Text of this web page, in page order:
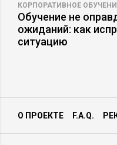
КОРПОРАТИВНОЕ
Обучение не
ожиданий: как
ситуацию
О ПРОЕКТЕ F.A.Q.